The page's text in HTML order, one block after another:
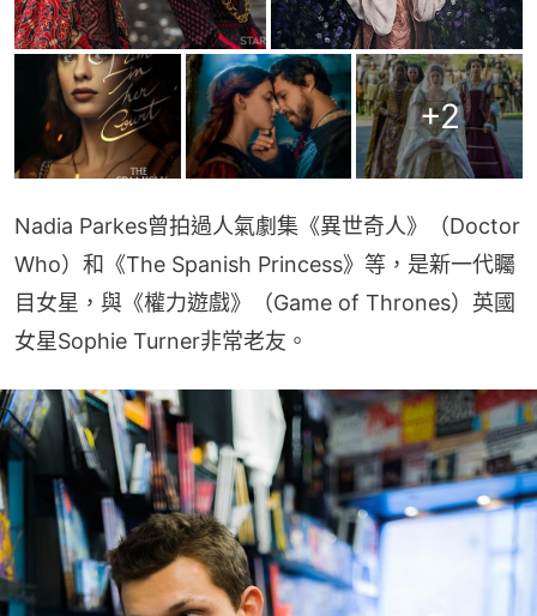
+2
Nadia Parkes曾拍過人氣劇集《異世奇人》（Doctor
Who）和《The Spanish Princess》等，是新一代矚
目女星，與《權力遊戲》（Game of Thrones）英國
女星Sophie Turner非常老友。